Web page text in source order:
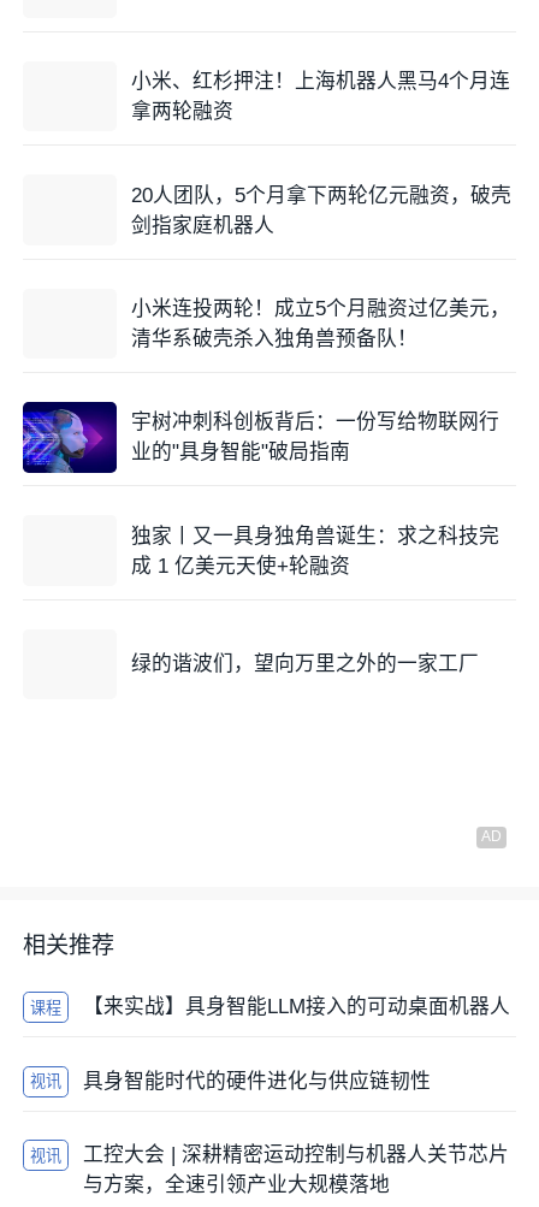
小米、红杉押注！上海机器人黑马4个月连
拿两轮融资
20人团队，5个月拿下两轮亿元融资，破壳
剑指家庭机器人
小米连投两轮！成立5个月融资过亿美元，
清华系破壳杀入独角兽预备队！
宇树冲刺科创板背后：一份写给物联网行
业的"具身智能"破局指南
独家丨又一具身独角兽诞生：求之科技完
成 1 亿美元天使+轮融资
绿的谐波们，望向万里之外的一家工厂
相关推荐
课程 【来实战】具身智能LLM接入的可动桌面机器人
视讯 具身智能时代的硬件进化与供应链韧性
视讯
工控大会 | 深耕精密运动控制与机器人关节芯片
与方案，全速引领产业大规模落地